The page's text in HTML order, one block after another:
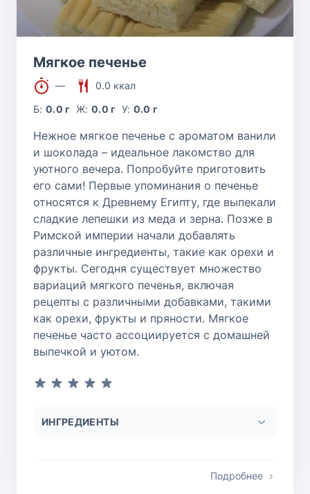
Мягкое печенье
—
0.0 ккал
Б:0.0 г Ж: 0.0 г У: 0.0 г
Нежное мягкое печенье с ароматом ванили
и шоколада – идеальное лакомство для
уютного вечера. Попробуйте приготовить
его сами! Первые упоминания о печенье
относятся к Древнему Египту, где выпекали
сладкие лепешки из меда и зерна. Позже в
Римской империи начали добавлять
различные ингредиенты, такие как орехи и
фрукты. Сегодня существует множество
вариаций мягкого печенья, включая
рецепты с различными добавками, такими
как орехи, фрукты и пряности. Мягкое
печенье часто ассоциируется с домашней
выпечкой и уютом.
ИНГРЕДИЕНТЫ
Подробнее